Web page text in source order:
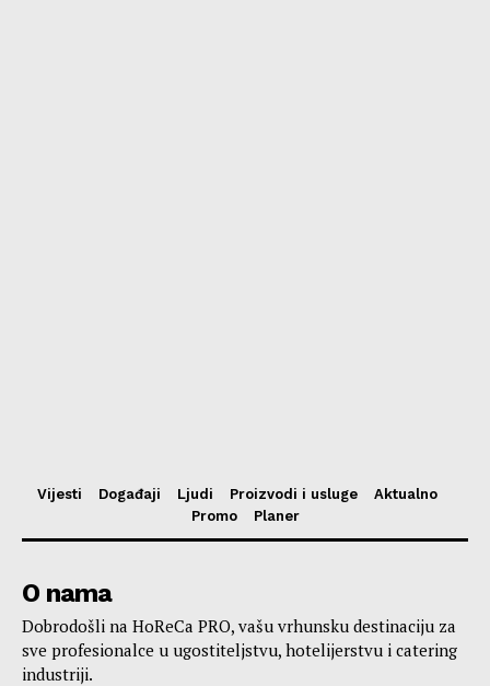
Vijesti Događaji Ljudi Proizvodi i usluge
Aktualno
Promo
Planer
O nama
Dobrodošli na HoReCa PRO, vašu vrhunsku destinaciju za
sve profesionalce u ugostiteljstvu, hotelijerstvu i catering
industriji.